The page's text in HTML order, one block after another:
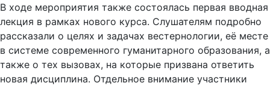
В ходе мероприятия также состоялась первая вводная
лекция в рамках нового курса. Слушателям подробно
рассказали о целях и задачах вестернологии, её месте
в системе современного гуманитарного образования, а
также о тех вызовах, на которые призвана ответить
новая дисциплина. Отдельное внимание участники